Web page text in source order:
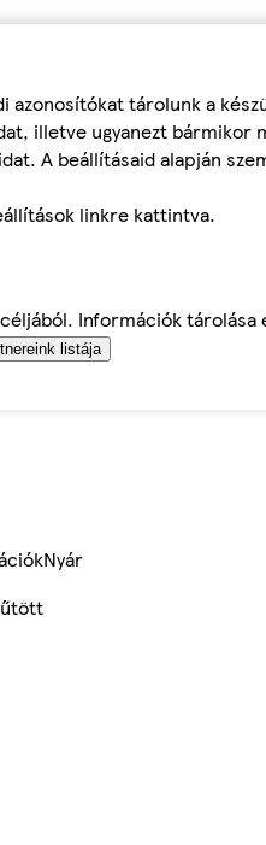
tárolunk a
illetve ugyanezt bármikor
A beállításaid alapján
linkre kattintva.
Információk
listája
Nyár